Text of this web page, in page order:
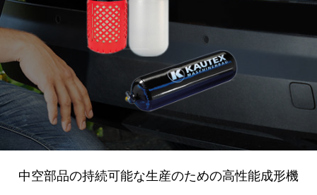
中空部品の持続可能な生産のための高性能成形機